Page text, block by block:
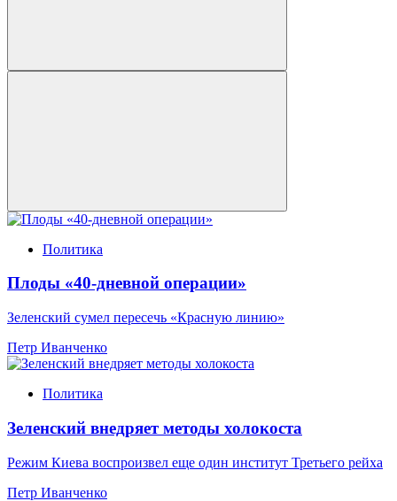
Политика
Плоды «40-дневной операции»
Зеленский сумел пересечь «Красную линию»
Петр Иванченко
Политика
Зеленский внедряет методы холокоста
Режим Киева воспроизвел еще один институт Третьего рейха
Петр Иванченко